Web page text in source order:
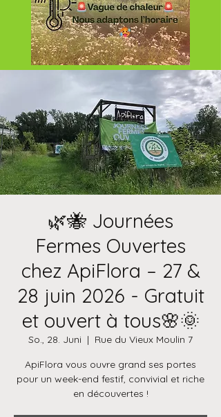
🌿🐝 Journées
Fermes Ouvertes
chez ApiFlora – 27 &
28 juin 2026 - Gratuit
et ouvert à tous🌸🌞
So., 28. Juni
  |
Rue du Vieux Moulin 7
ApiFlora vous ouvre grand ses portes
pour un week-end festif, convivial et riche
en découvertes !